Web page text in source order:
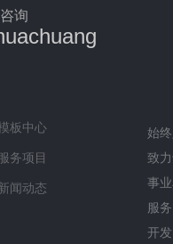
询
板中心
服务项目
闻动态
始
致
事
服
开